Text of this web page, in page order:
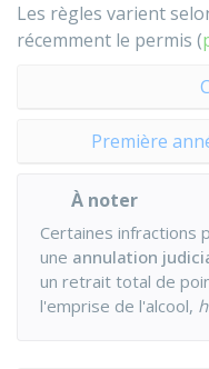
Les règles varient
récemment le permis (
Première
À noter
Certaines infractions
une annulation
un retrait total de
l'emprise de l'alcool,